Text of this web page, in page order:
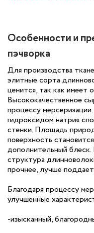
Особенности и
пэчворка
Для производства
элитные сорта
ценится, так как имеет
Высококачественное
процессу
гидроксидом натрия
стенки. Площадь
поверхность
дополнительный блеск.
структура
прочнее, лучше
Благодаря процессу
улучшенные
-изысканный,